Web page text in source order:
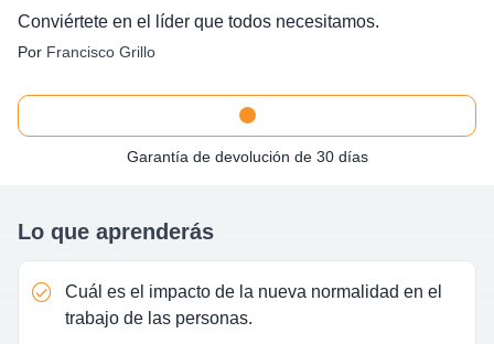
Conviértete en el líder que todos necesitamos.
Por Francisco Grillo
Garantía de devolución de 30 días
Lo que aprenderás
Cuál es el impacto de la nueva normalidad en el
trabajo de las personas.